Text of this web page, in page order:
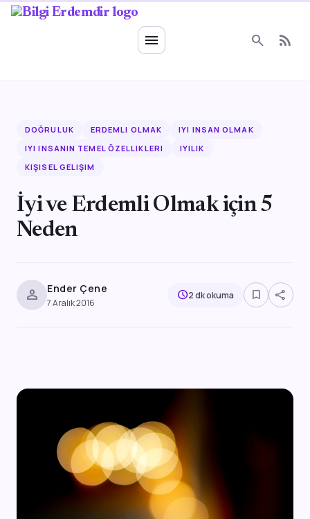
menu
Ruhsal Enerji
search rss_feed
DOĞRULUK ERDEMLI OLMAK
IYI INSAN OLMAK
IYI INSANIN TEMEL ÖZELLIKLERI
IYILIK
KIŞISEL GELIŞIM
İyi ve Erdemli Olmak için 5
Neden
person Ender Çene
7 Aralık 2016
schedule2 dk okuma bookmark_border share